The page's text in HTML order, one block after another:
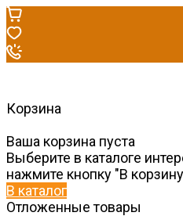
Корзина
Ваша корзина пуста
Выберите в каталоге
нажмите кнопку "В
В каталог
Отложенные товары